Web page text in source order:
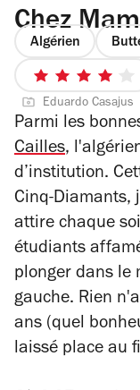
Chez
Algérien
4
sur
5
étoiles
Eduardo Casajus
Parmi les
Cailles,
d’institution.
Cinq-Diamants,
attire chaque
étudiants
plonger dans le
gauche. Rien
ans (quel
laissé place au